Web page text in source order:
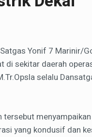
Yonif 7 Marinir/
di sekitar daerah
selalu
yang kondusif dan